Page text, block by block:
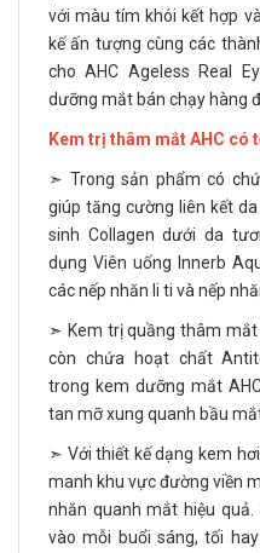
với màu tím khói kết hợp
kế ấn tượng cùng các
cho AHC Ageless Real
dưỡng mắt bán chạy hàng
Kem trị thâm mắt AHC có
➣ Trong sản phẩm có
giúp tăng cường liên kết
sinh Collagen dưới da
dụngViên uống Innerb
các nếp nhăn li ti và nếp
➣ Kem trị quầng thâm mắt
còn chứa hoạt chất
trong kem dưỡng mắt
tan mỡ xung quanh bầu
➣ Với thiết kế dạng kem
manh khu vực đường viền
nhăn quanh mắt hiệu
vào mỗi buổi sáng, tối